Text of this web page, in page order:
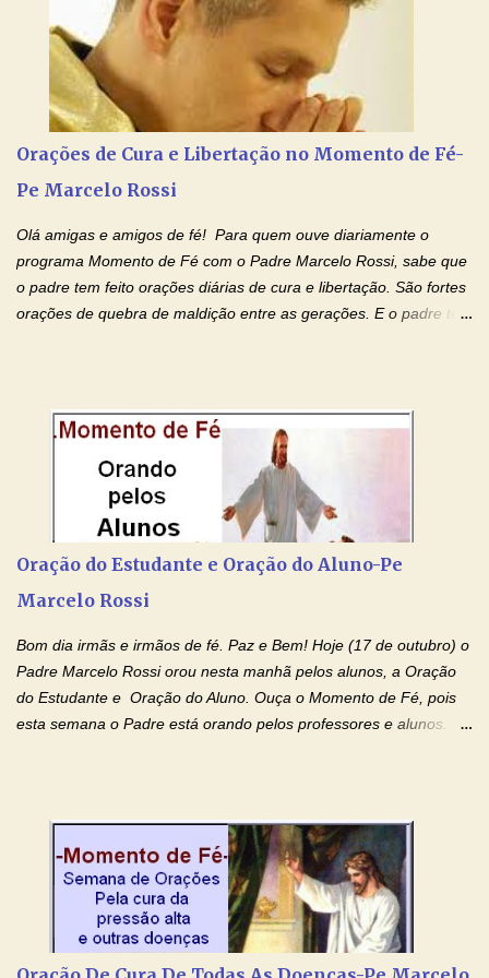
(Rezar durante nove dias seguidos ou intercalados) Nhá Chica,
recorro a vós como intercessora entre a Bondade Divina e as
necessidades humanas. Peço-vos, como favor espiritual, que
entregueis nas mãos do Santíssimo o meu pedido urgente (Fazer
o pedido). Acolhei, Nhá Chica, no vosso coração bondoso as
minhas necessidades e amparai-me nesta oração (Fazer o ...
Orações de Cura e Libertação no Momento de Fé-
Pe Marcelo Rossi
Olá amigas e amigos de fé! Para quem ouve diariamente o
programa Momento de Fé com o Padre Marcelo Rossi, sabe que
o padre tem feito orações diárias de cura e libertação. São fortes
orações de quebra de maldição entre as gerações. E o padre tem
por estas valiosas orações. Tenham um lindo fim de semana na
paz de Jesus Cristo e no amor de Maria Santíssima. Adriana-
Devoção e Fé Clique para acessar: Facebook Padre Marcelo
Rossi Site Padre Marcelo Rossi (para ouvir o Momento de Fé)
Tocai, Cura! E Restaura! "Jesus, no poder de Seu Nome, peço
agora que as águas do meu batismo fluam para trás através das
gerações, através de todas as raízes da minha árvore
genealógica. Que o Sangue de Jesus, purificador e vivificante,
Oração do Estudante e Oração do Aluno-Pe
Marcelo Rossi
Bom dia irmãs e irmãos de fé. Paz e Bem! Hoje (17 de outubro) o
Padre Marcelo Rossi orou nesta manhã pelos alunos, a Oração
do Estudante e Oração do Aluno. Ouça o Momento de Fé, pois
esta semana o Padre está orando pelos professores e alunos.
intelectualmente e espiritualmente para o dia da prova. Confie no
amor Ágape de Jesus e no amor materno de Nossa Senhora.
Fique com a paz de Jesus e o amor de Maria! Adriana-Devoção e
Fé Oração do Estudante I Senhor, eu sou estudante, e por sinal,
inteligente. Prova isto é o fato de eu estar aqui, conversando com
o Senhor. Obrigado pelo dom da inteligência e pela possibilidade